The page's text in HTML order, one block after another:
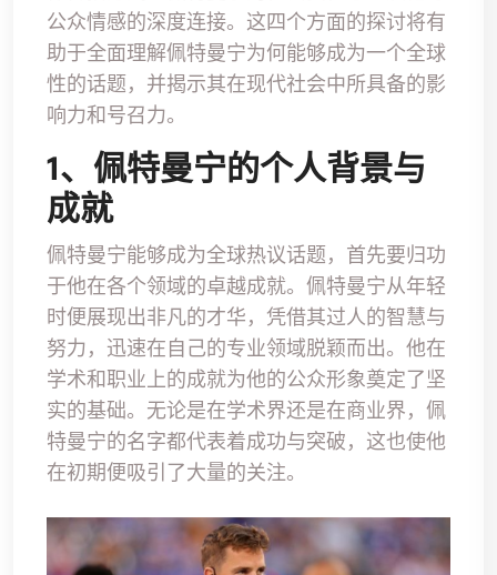
公众情感的深度连接。这四个方面的探讨将有
助于全面理解佩特曼宁为何能够成为一个全球
性的话题，并揭示其在现代社会中所具备的影
响力和号召力。
1、佩特曼宁的个人背景与
成就
佩特曼宁能够成为全球热议话题，首先要归功
于他在各个领域的卓越成就。佩特曼宁从年轻
时便展现出非凡的才华，凭借其过人的智慧与
努力，迅速在自己的专业领域脱颖而出。他在
学术和职业上的成就为他的公众形象奠定了坚
实的基础。无论是在学术界还是在商业界，佩
特曼宁的名字都代表着成功与突破，这也使他
在初期便吸引了大量的关注。